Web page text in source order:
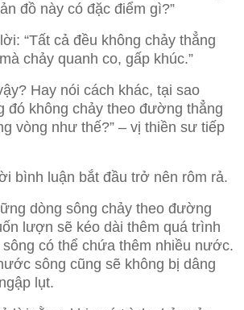
đồ này có đặc điểm gì?”
“Tất cả đều không chảy thẳng
chảy quanh co, gấp khúc.”
Hay nói cách khác, tại sao
đó không chảy theo đường thẳng
vòng như thế?” – vị thiền sư tiếp
bình luận bắt đầu trở nên rôm rả.
dòng sông chảy theo đường
lượn sẽ kéo dài thêm quá trình
có thể chứa thêm nhiều nước.
sông cũng sẽ không bị dâng
lụt.